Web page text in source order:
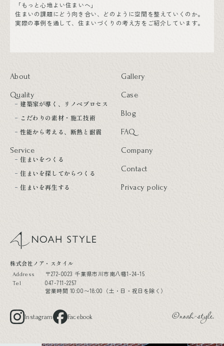
「もっと心地よい住まいへ」
住まいの課題にどう向き合い、どのように空間を整えていくのか。
実際の事例を通して、住まいづくりの考え方をご紹介しています。
About
Quality
建築家が導く、リノベプロセス
こだわりの素材・施工技術
性能から考える、断熱と耐震
Service
住まいをつくる
住まいを探してからつくる
住まいを再生する
Gallery
Case
Blog
FAQ
Company
Contact
Privacy policy
noah style
株式会社ノア・スタイル
Address 〒272-0023 千葉県市川市南八幡1-24-15
Tel
047-711-2257
営業時間 10:00〜18:00（土・日・祝日を除く）
Instagram Facebook